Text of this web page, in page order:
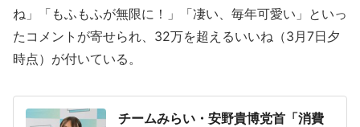
ね」「もふもふが無限に！」「凄い、毎年可愛い」といっ
たコメントが寄せられ、32万を超えるいいね（3月7日夕
時点）が付いている。
チームみらい・安野貴博党首「消費